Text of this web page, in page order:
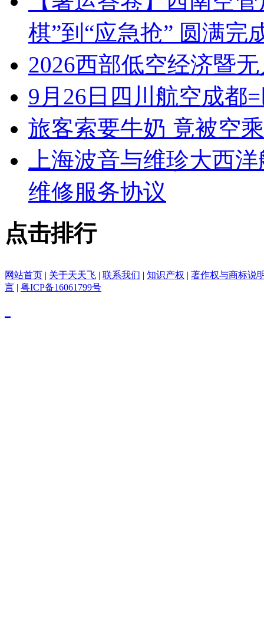
棋”到“应急抢” 圆满完
2026西部低空经济暨
9月26日四川航空成都
旅客索要牛奶 竟被空
上海波音与维珍大西
维修服务协议
点击排行
网站首页 | 关于天天飞 | 联系我们 | 知识产权 | 著作权与商标说
言 | 粤ICP备16061799号